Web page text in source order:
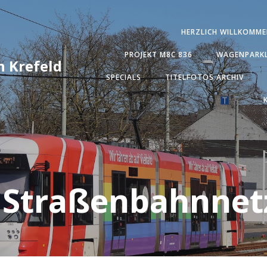
Krefeld
HERZLICH
PROJEKT M8C 836
SPECIALS TITELFOTOS ARCHIV